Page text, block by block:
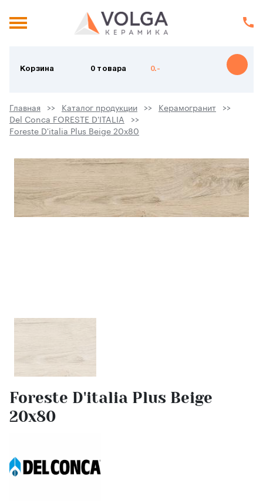
Корзина 0 товара 0.-
Главная Каталог продукции
Керамогранит
Del Conca FORESTE D'ITALIA
Foreste D'italia Plus Beige 20х80
Foreste D'italia Plus Beige
20х80